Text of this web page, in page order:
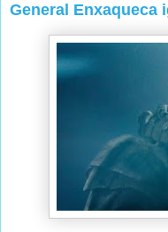
General Enxaqueca